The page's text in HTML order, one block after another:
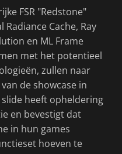
FSR "Redstone"
Cache, Ray
en ML Frame
met het potentieel
zullen naar
de showcase in
heeft opheldering
en bevestigt dat
in hun games
hoeven te